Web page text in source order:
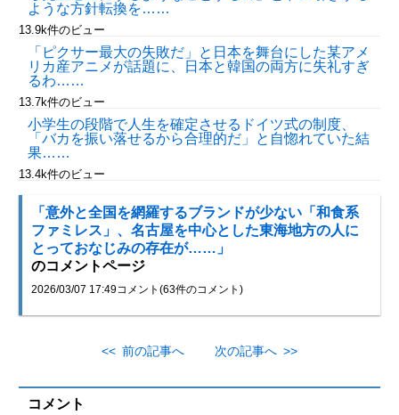
ような方針転換を……
13.9k件のビュー
「ピクサー最大の失敗だ」と日本を舞台にした某アメ
リカ産アニメが話題に、日本と韓国の両方に失礼すぎ
るわ……
13.7k件のビュー
小学生の段階で人生を確定させるドイツ式の制度、
「バカを振い落せるから合理的だ」と自惚れていた結
果……
13.4k件のビュー
「意外と全国を網羅するブランドが少ない「和食系
ファミレス」、名古屋を中心とした東海地方の人に
とっておなじみの存在が……」
のコメントページ
2026/03/07 17:49コメント(63件のコメント)
<< 前の記事へ 次の記事へ >>
コメント